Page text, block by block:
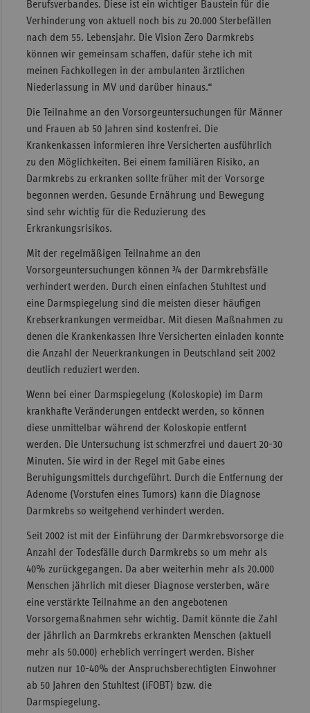
Berufsverbandes. Diese ist ein wichtiger Baustein für die
Verhinderung von aktuell noch bis zu 20.000 Sterbefällen
nach dem 55. Lebensjahr. Die Vision Zero Darmkrebs
können wir gemeinsam schaffen, dafür stehe ich mit
meinen Fachkollegen in der ambulanten ärztlichen
Niederlassung in MV und darüber hinaus.“
Die Teilnahme an den Vorsorgeuntersuchungen für Männer
und Frauen ab 50 Jahren sind kostenfrei. Die
Krankenkassen informieren ihre Versicherten ausführlich
zu den Möglichkeiten. Bei einem familiären Risiko, an
Darmkrebs zu erkranken sollte früher mit der Vorsorge
begonnen werden. Gesunde Ernährung und Bewegung
sind sehr wichtig für die Reduzierung des
Erkrankungsrisikos.
Mit der regelmäßigen Teilnahme an den
Vorsorgeuntersuchungen können ¾ der Darmkrebsfälle
verhindert werden. Durch einen einfachen Stuhltest und
eine Darmspiegelung sind die meisten dieser häufigen
Krebserkrankungen vermeidbar. Mit diesen Maßnahmen zu
denen die Krankenkassen Ihre Versicherten einladen konnte
die Anzahl der Neuerkrankungen in Deutschland seit 2002
deutlich reduziert werden.
Wenn bei einer Darmspiegelung (Koloskopie) im Darm
krankhafte Veränderungen entdeckt werden, so können
diese unmittelbar während der Koloskopie entfernt
werden. Die Untersuchung ist schmerzfrei und dauert 20-30
Minuten. Sie wird in der Regel mit Gabe eines
Beruhigungsmittels durchgeführt. Durch die Entfernung der
Adenome (Vorstufen eines Tumors) kann die Diagnose
Darmkrebs so weitgehend verhindert werden.
Seit 2002 ist mit der Einführung der Darmkrebsvorsorge die
Anzahl der Todesfälle durch Darmkrebs so um mehr als
40% zurückgegangen. Da aber weiterhin mehr als 20.000
Menschen jährlich mit dieser Diagnose versterben, wäre
eine verstärkte Teilnahme an den angebotenen
Vorsorgemaßnahmen sehr wichtig. Damit könnte die Zahl
der jährlich an Darmkrebs erkrankten Menschen (aktuell
mehr als 50.000) erheblich verringert werden. Bisher
nutzen nur 10-40% der Anspruchsberechtigten Einwohner
ab 50 Jahren den Stuhltest (iFOBT) bzw. die
Darmspiegelung.